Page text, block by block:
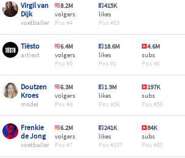
Virgil van
Dijk
voetballer
8.2M
volgers
4
415K
likes
53
Tiësto
artiest
6.4M
volgers
5
18.6M
likes
1
4.6M
subs
6
Doutzen
Kroes
model
6.3M
volgers
6
1.9M
likes
16
197K
subs
59
Frenkie
de Jong
voetballer
6.2M
volgers
7
241K
likes
157
84K
subs
83